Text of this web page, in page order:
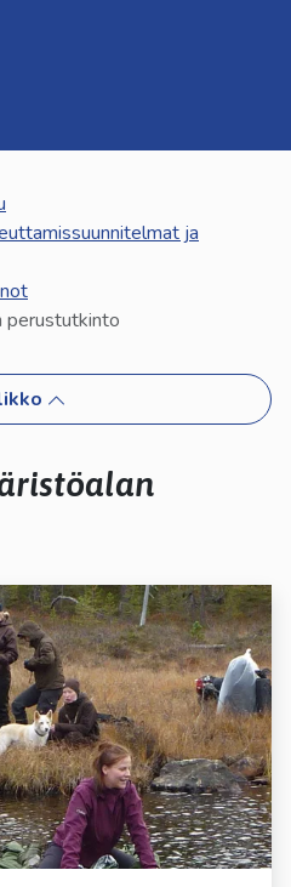
ja
perustutkinto